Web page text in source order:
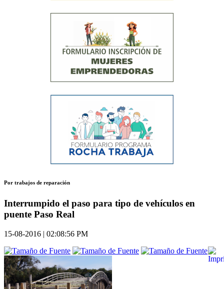
Por trabajos de reparación
Interrumpido el paso para tipo de vehículos en
puente Paso Real
15-08-2016 | 02:08:56 PM